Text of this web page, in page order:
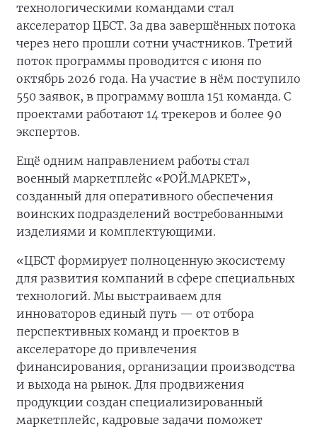
технологическими командами стал
акселератор ЦБСТ. За два завершённых потока
через него прошли сотни участников. Третий
поток программы проводится с июня по
октябрь 2026 года. На участие в нём поступило
550 заявок, в программу вошла 151 команда. С
проектами работают 14 трекеров и более 90
экспертов.
Ещё одним направлением работы стал
военный маркетплейс «РОЙ.МАРКЕТ»,
созданный для оперативного обеспечения
воинских подразделений востребованными
изделиями и комплектующими.
«ЦБСТ формирует полноценную экосистему
для развития компаний в сфере специальных
технологий. Мы выстраиваем для
инноваторов единый путь — от отбора
перспективных команд и проектов в
акселераторе до привлечения
финансирования, организации производства
и выхода на рынок. Для продвижения
продукции создан специализированный
маркетплейс, кадровые задачи поможет